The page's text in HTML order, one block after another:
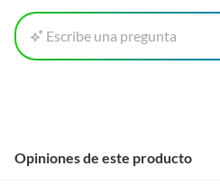
Escribe una pregunta
Opiniones de este producto